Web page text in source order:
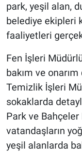
park, yeşil alan,
belediye ekipleri
faaliyetleri
Fen İşleri
bakım ve
Temizlik İşleri
sokaklarda
Park ve
vatandaşların
yeşil alanlarda